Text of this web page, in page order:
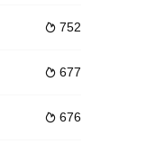
 752
 677
 676